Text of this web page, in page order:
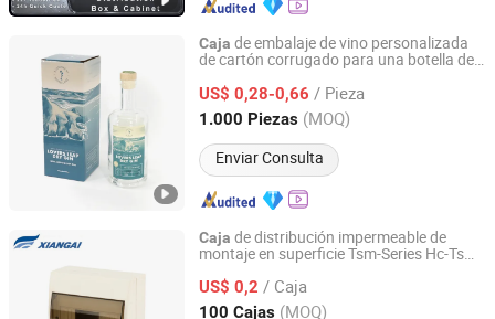
Caja de embalaje de vino personalizada
de cartón corrugado para una botella de
US$ 0,28-0,66 / Pieza
1.000 Piezas (MOQ)
Enviar Consulta
Shanghai Coffe Packing Group Co., Ltd.
Shanghai, China Desde 2011
Caja de distribución impermeable de
montaje en superficie Tsm-Series Hc-Ts
único
US$ 0,2 / Caja
100 Cajas (MOQ)
Taizhou Xiangai Import and Export Co., Ltd.
Zhejiang, China Desde 2016